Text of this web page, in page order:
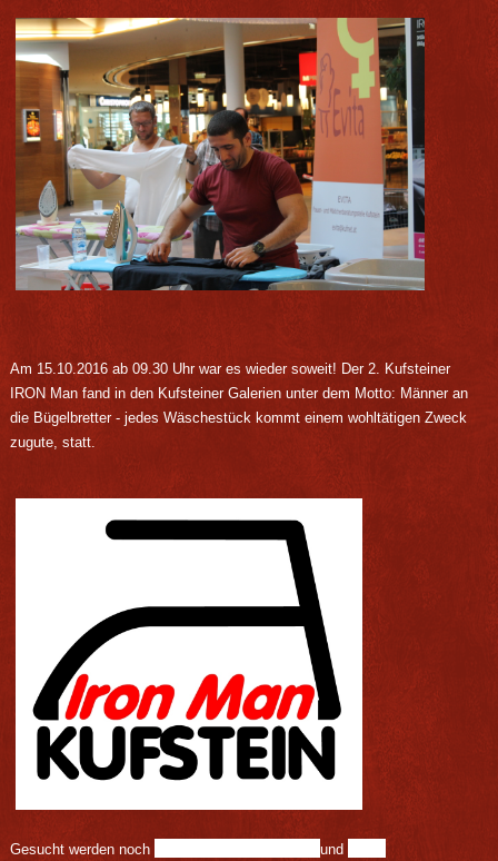
Am 15.10.2016 ab 09.30 Uhr war es wieder soweit! Der 2. Kufsteiner
IRON Man fand in den Kufsteiner Galerien unter dem Motto: Männer an
die Bügelbretter - jedes Wäschestück kommt einem wohltätigen Zweck
zugute, statt.
Gesucht werden noch bügelwütige Männerund